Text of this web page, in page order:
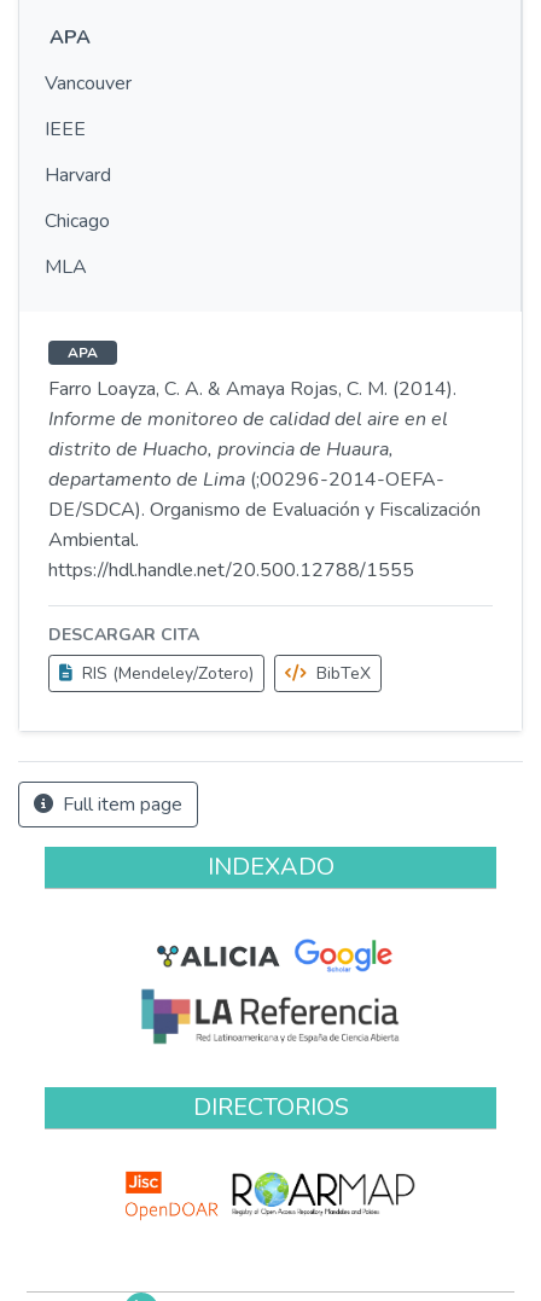
APA
Vancouver
IEEE
Harvard
Chicago
MLA
APA
Farro Loayza, C. A. & Amaya Rojas, C. M. (2014).
Informe de monitoreo de calidad del aire en el
distrito de Huacho, provincia de Huaura,
departamento de Lima (;00296-2014-OEFA-
DE/SDCA). Organismo de Evaluación y Fiscalización
Ambiental.
https://hdl.handle.net/20.500.12788/1555
DESCARGAR CITA
RIS (Mendeley/Zotero)
BibTeX
Full item page
INDEXADO
DIRECTORIOS